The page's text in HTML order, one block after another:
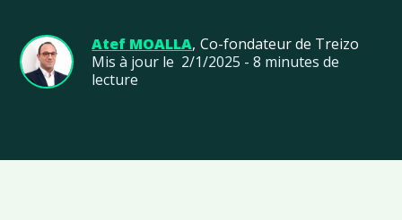
Atef MOALLA, Co-fondateur de Treizo
Mis à jour le 2/1/2025 - 8 minutes de
lecture